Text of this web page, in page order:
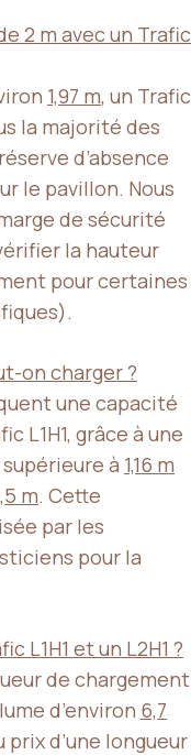
2 m avec un Trafic
1,97 m, un Trafic
la majorité des
d’absence
le pavillon. Nous
de sécurité
la hauteur
pour certaines
on charger ?
une capacité
L1H1, grâce à une
à 1,16 m
m. Cette
par les
pour la
L1H1 et un L2H1 ?
de chargement
d’environ 6,7
prix d’une longueur